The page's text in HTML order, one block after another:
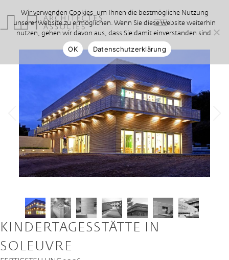
KINDERTAGESSTÄTTE IN
SOLEUVRE
Wir verwenden Cookies, um Ihnen die bestmögliche Nutzung
unserer Website zu ermöglichen. Wenn Sie diese Website weiterhin
nutzen, gehen wir davon aus, dass Sie damit einverstanden sind.
OK
Datenschutzerklärung